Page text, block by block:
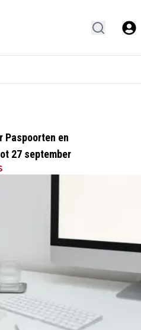
Paspoorten en
27 september